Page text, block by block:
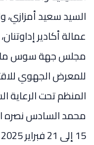
السيد سعيد
عمالة أكادير
مجلس جهة سوس
للمعرض الجهوي
المنظم تحت الرعاية
محمد السادس نصره
15 إلى 21 فبراير 2025 بساحة الأمل بأكادير.